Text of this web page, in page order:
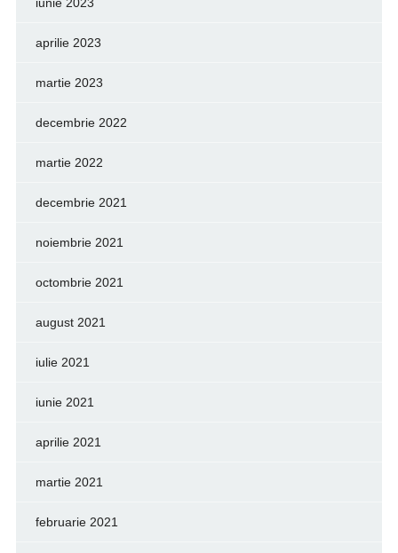
aprilie 2023
martie 2023
decembrie 2022
martie 2022
decembrie 2021
noiembrie 2021
octombrie 2021
august 2021
iulie 2021
iunie 2021
aprilie 2021
martie 2021
februarie 2021